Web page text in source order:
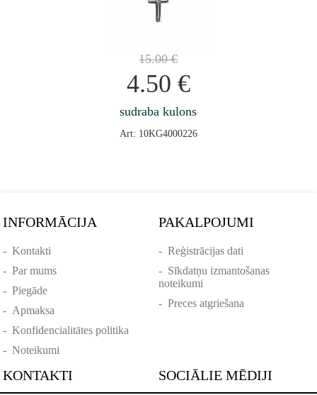
15.00€
4.50 €
sudraba kulons
Art: 10KG4000226
INFORMĀCIJA
-Kontakti
-Par mums
-Piegāde
- Apmaksa
-Konfidencialitātes politika
-Noteikumi
PAKALPOJUMI
- Reģistrācijas dati
- Sīkdatņu izmantošanas
noteikumi
- Preces atgriešana
KONTAKTI SOCIĀLIE MĒDIJI